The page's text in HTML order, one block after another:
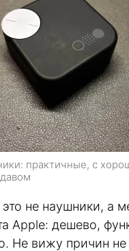
практичные, с
не наушники, а
Apple: дешево,
Не вижу причин не